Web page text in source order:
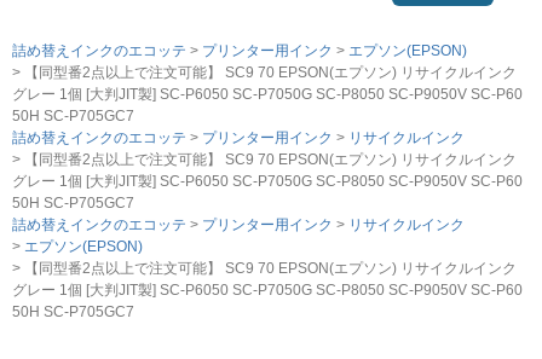
詰め替えインクのエコッテ プリンター用インク
エプソン(EPSON)
【同型番2点以上で注文可能】 SC9 70 EPSON(エプソン) リサイクルインク
グレー 1個 [大判JIT製] SC-P6050 SC-P7050G SC-P8050 SC-P9050V SC-P60
50H SC-P705GC7
詰め替えインクのエコッテ
プリンター用インク
リサイクルインク
【同型番2点以上で注文可能】 SC9 70 EPSON(エプソン) リサイクルインク
グレー 1個 [大判JIT製] SC-P6050 SC-P7050G SC-P8050 SC-P9050V SC-P60
50H SC-P705GC7
詰め替えインクのエコッテ
プリンター用インク
リサイクルインク
エプソン(EPSON)
【同型番2点以上で注文可能】 SC9 70 EPSON(エプソン) リサイクルインク
グレー 1個 [大判JIT製] SC-P6050 SC-P7050G SC-P8050 SC-P9050V SC-P60
50H SC-P705GC7